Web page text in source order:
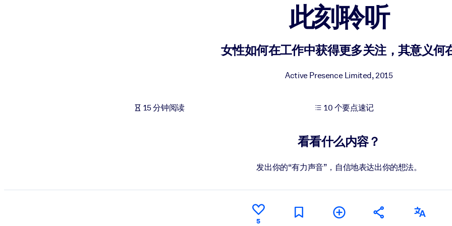
利用可靠、结构化的知识为您的人工智能系统提供动力，以改善输出结果。
此刻聆听
女性如何在工作中获得更多关注，其意义何
Active Presence Limited,2015
15 分钟阅读 10 个要点速记
看看什么内容？
发出你的“有力声音”，自信地表达出你的想法。
5